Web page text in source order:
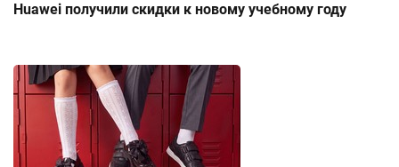
Huawei получили скидки к новому учебному году